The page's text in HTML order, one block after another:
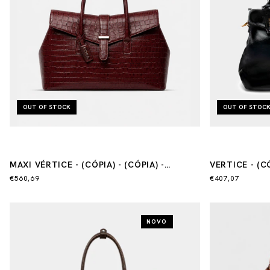
OUT OF STOCK
MAXI VÉRTICE - (CÓPIA) - (CÓPIA) -
(CÓPIA) - (CÓPIA) - (CÓPIA) - (CÓPIA)
€560,69
OUT OF STOCK
VERTICE -
€407,07
NOVO